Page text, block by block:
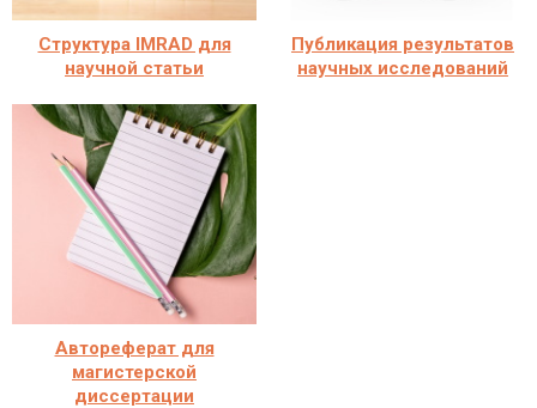
Структура IMRAD для
научной статьи
Публикация результатов
научных исследований
Автореферат для
магистерской
диссертации